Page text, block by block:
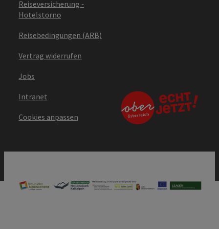
Reiseversicherung -
Hotelstorno
Reisebedingungen (ARB)
Vertrag widerrufen
Jobs
Intranet
Cookies anpassen